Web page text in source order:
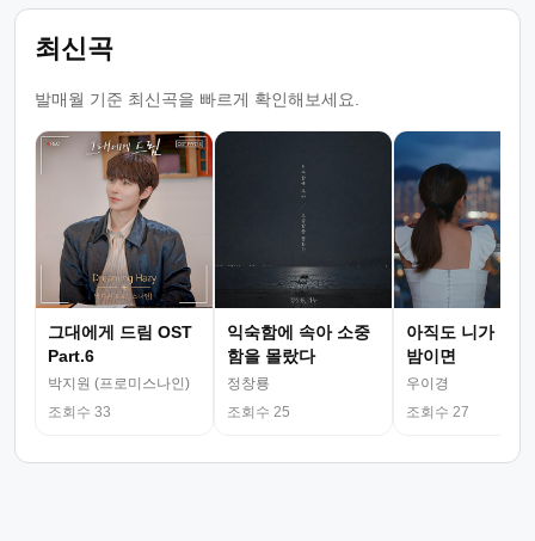
최신곡
발매월 기준 최신곡을 빠르게 확인해보세요.
그대에게 드림 OST
Part.6
박지원 (프로미스나인)
조회수 33
익숙함에 속아 소중
함을 몰랐다
정창룡
조회수 25
아직도 니가 그
밤이면
우이경
조회수 27